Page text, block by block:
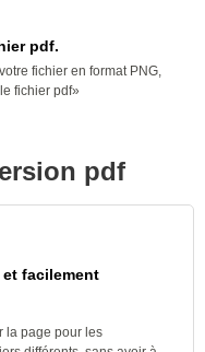
pdf.
fichier en format PNG,
fichier pdf»
pdf
facilement
la page pour les